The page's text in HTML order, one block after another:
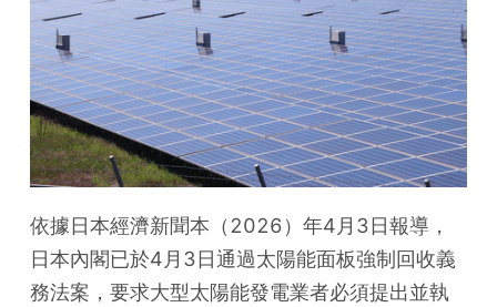
依據日本經濟新聞本（2026）年4月3日報導，
日本內閣已於4月3日通過太陽能面板強制回收義
務法案，要求大型太陽能發電業者必須提出並執